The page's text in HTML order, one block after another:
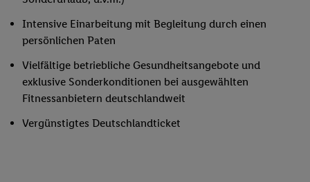
Intensive Einarbeitung mit Begleitung durch einen
persönlichen Paten
Vielfältige betriebliche Gesundheitsangebote und
exklusive Sonderkonditionen bei ausgewählten
Fitnessanbietern deutschlandweit
Vergünstigtes Deutschlandticket